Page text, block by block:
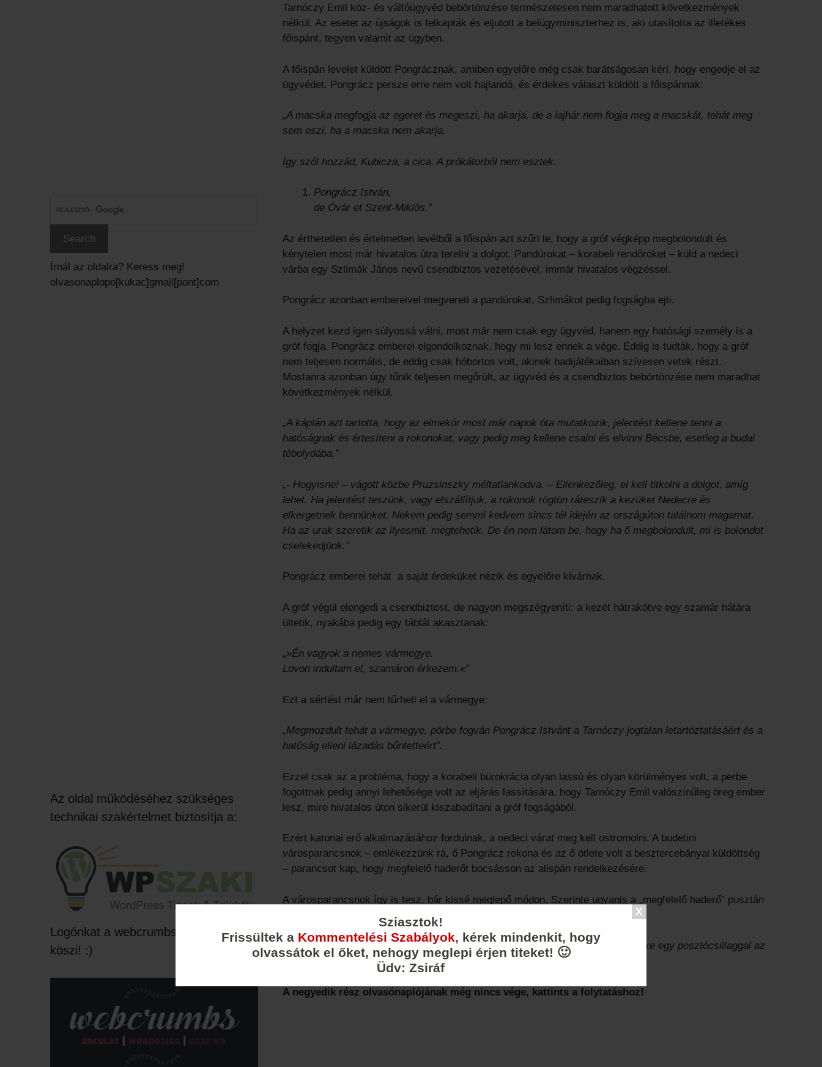
Sziasztok!
Frissültek a Kommentelési Szabályok, kérek mindenkit, hogy
olvassátok el őket, nehogy meglepi érjen titeket! 🙂
Üdv: Zsiráf
Tarnóczy Emil köz- és váltóügyvéd bebörtönzése természetesen nem maradhatott következmények
nélkül. Az esetet az újságok is felkapták és eljutott a belügyminiszterhez is, aki utasította az illetékes
főispánt, tegyen valamit az ügyben.
A főispán levelet küldött Pongrácznak, amiben egyelőre még csak barátságosan kéri, hogy engedje el az
ügyvédet. Pongrácz persze erre nem volt hajlandó, és érdekes választ küldött a főispánnak:
„A macska megfogja az egeret és megeszi, ha akarja, de a lajhár nem fogja meg a macskát, tehát meg
sem eszi, ha a macska nem akarja.
Így szól hozzád, Kubicza, a cica. A prókátorból nem esztek.
Pongrácz István,
de Óvár et Szent-Miklós.”
Az érthetetlen és értelmetlen levélből a főispán azt szűri le, hogy a gróf végképp megbolondult és
kénytelen most már hivatalos útra terelni a dolgot. Pandúrokat – korabeli rendőröket – küld a nedeci
várba egy Szlimák János nevű csendbiztos vezetésével, immár hivatalos végzéssel.
Pongrácz azonban embereivel megvereti a pandúrokat, Szlimákot pedig fogságba ejti.
A helyzet kezd igen súlyossá válni, most már nem csak egy ügyvéd, hanem egy hatósági személy is a
gróf fogja. Pongrácz emberei elgondolkoznak, hogy mi lesz ennek a vége. Eddig is tudták, hogy a gróf
nem teljesen normális, de eddig csak hóbortos volt, akinek hadijátékaiban szívesen vetek részt.
Mostanra azonban úgy tűnik teljesen megőrült, az ügyvéd és a csendbiztos bebörtönzése nem maradhat
következmények nélkül.
„A káplán azt tartotta, hogy az elmekór most már napok óta mutatkozik, jelentést kellene tenni a
hatóságnak és értesíteni a rokonokat, vagy pedig meg kellene csalni és elvinni Bécsbe, esetleg a budai
tébolydába.”
„- Hogyisne! – vágott közbe Pruzsinszky méltatlankodva. – Ellenkezőleg, el kell titkolni a dolgot, amíg
lehet. Ha jelentést teszünk, vagy elszállítjuk, a rokonok rögtön ráteszik a kezüket Nedecre és
elkergetnek bennünket. Nekem pedig semmi kedvem sincs tél idején az országúton találnom magamat.
Ha az urak szeretik az ilyesmit, megtehetik. De én nem látom be, hogy ha ő megbolondult, mi is bolondot
cselekedjünk.”
Pongrácz emberei tehát a saját érdeküket nézik és egyelőre kivárnak.
A gróf végül elengedi a csendbiztost, de nagyon megszégyeníti: a kezét hátrakötve egy szamár hátára
ültetik, nyakába pedig egy táblát akasztanak:
„»Én vagyok a nemes vármegye.
Lovon indultam el, szamáron érkezem.«”
Ezt a sértést már nem tűrheti el a vármegye:
„Megmozdult tehát a vármegye, pörbe fogván Pongrácz Istvánt a Tarnóczy jogtalan letartóztatásáért és a
hatóság elleni lázadás bűntetteért”.
Ezzel csak az a probléma, hogy a korabeli bürokrácia olyan lassú és olyan körülményes volt, a perbe
fogottnak pedig annyi lehetősége volt az eljárás lassítására, hogy Tarnóczy Emil valószínűleg öreg ember
lesz, mire hivatalos úton sikerül kiszabadítani a gróf fogságából.
Ezért katonai erő alkalmazásához fordulnak, a nedeci várat meg kell ostromolni. A budetini
városparancsnok – emlékezzünk rá, ő Pongrácz rokona és az ő ötlete volt a besztercebányai küldöttség
– parancsot kap, hogy megfelelő haderőt bocsásson az alispán rendelkezésére.
A városparancsnok így is tesz, bár kissé meglepő módon. Szerinte ugyanis a „megfelelő haderő” pusztán
egy ember, mégpedig egy Vakarcs nevű honvéd
„A Vakarcs volt a legkisebb honvéd, azért hítták így, tömzsi, apró cigánylegényke egy posztócsillaggal az
atilláján. Bejött és szalutált.”
A negyedik rész olvasónaplójának még nincs vége, kattints a folytatáshoz!
Írnál az oldalra? Keress meg!
olvasonaplopo[kukac]gmail[pont]com
Az oldal működéséhez szükséges
technikai szakértelmet biztosítja a:
Logónkat a webcrumbs készítette,
köszi! :)